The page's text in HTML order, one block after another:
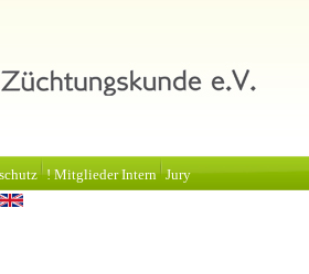
! Mitglieder Intern Jury